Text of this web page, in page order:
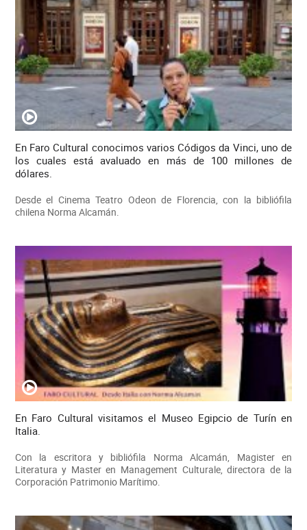
En Faro Cultural conocimos varios Códigos da Vinci, uno de
los cuales está avaluado en más de 100 millones de
dólares.
Desde el Cinema Teatro Odeon de Florencia, con la bibliófila
chilena Norma Alcamán.
En Faro Cultural visitamos el Museo Egipcio de Turín en
Italia.
Con la escritora y bibliófila Norma Alcamán, Magister en
Literatura y Master en Management Culturale, directora de la
Corporación Patrimonio Marítimo.